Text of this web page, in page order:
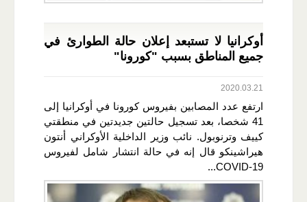
أوكرانيا لا تستبعد إعلان حالة الطوارئ في
جميع المناطق بسبب "كورونا"
2020.03.21
ارتفع عدد المصابين بفيروس كورونا في أوكرانيا إلى
41 شخصا، بعد تسجيل حالتين جديدتين في منطقتي
كييف وترنوبول. نائب وزير الداخلية الأوكراني أنتون
هيراشينكو قال إنه في حالة انتشار شامل لفيروس
COVID-19...